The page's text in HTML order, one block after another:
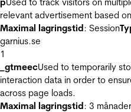
relevant advertisement based
Maximal lagringstid: Session
garnius.se
1
_gtmeecUsed to temporarily
interaction data in order to
across page loads.
Maximal lagringstid: 3 månader